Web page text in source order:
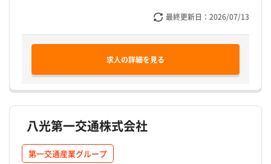
最終更新日： 2026/07/13
求人の詳細を見る
八光第一交通株式会社
第一交通産業グループ